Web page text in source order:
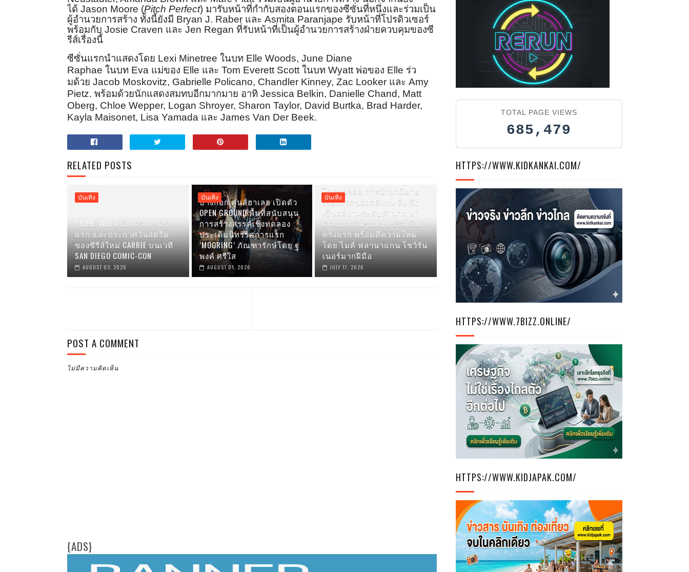
ได้ Jason Moore (Pitch Perfect) มารับหน้าที่กำกับสองตอนแรกของซีซั่นที่หนึ่งและร่วมเป็น
ผู้อำนวยการสร้าง ทั้งนี้ยังมี Bryan J. Raber และ Asmita Paranjape รับหน้าที่โปรดิวเซอร์
พร้อมกับ Josie Craven และ Jen Regan ที่รับหน้าที่เป็นผู้อำนวยการสร้างฝ่ายควบคุมของซี
รีส์เรื่องนี้
ซีซั่นแรกนำแสดงโดย Lexi Minetree ในบท Elle Woods, June Diane
Raphae ในบท Eva แม่ของ Elle และ Tom Everett Scott ในบท Wyatt พ่อของ Elle ร่ว
มด้วย Jacob Moskovitz, Gabrielle Policano, Chandler Kinney, Zac Looker และ Amy
Pietz. พร้อมด้วยนักแสดงสมทบอีกมากมาย อาทิ Jessica Belkin, Danielle Chand, Matt
Oberg, Chloe Wepper, Logan Shroyer, Sharon Taylor, David Burtka, Brad Harder,
Kayla Maisonet, Lisa Yamada และ James Van Der Beek.
RELATED POSTS
บันเทิง
PRIME VIDEO เปิดตัวทีเซอร์
แรก และประกาศวันสตรีม
ของซีรีส์ใหม่ CARRIE บนเวที
SAN DIEGO COMIC-CON
AUGUST 03, 2026
บันเทิง
บางกอก คุนส์ฮาเลอ เปิดตัว
OPEN GROUND พื้นที่สนับสนุน
การสร้างสรรค์เชิงทดลอง
ประเดิมนิทรรศการแรก
‘MOORING’ ภัณฑารักษ์โดย ฐ
พงค์ ศรีใส
AUGUST 01, 2026
บันเทิง
โลกรอคอย การนำนวนิยาย
เรื่องแรกของสตีเฟน คิง ซึ่ง
เป็นผลงานระดับตำนาน มา
ดัดแปลงในรูปแบบซีรีส์เป็น
ครั้งแรก พร้อมตีความใหม่
โดย ไมค์ ฟลานาแกน โชว์รัน
เนอร์มากฝีมือ
JULY 17, 2026
POST A COMMENT
ไม่มีความคิดเห็น
{ADS}
TOTAL PAGE VIEWS
685,479
HTTPS://WWW.KIDKANKAI.COM/
HTTPS://WWW.7BIZZ.ONLINE/
HTTPS://WWW.KIDJAPAK.COM/